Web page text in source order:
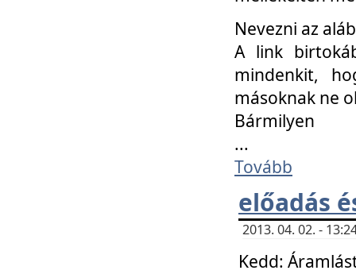
Nevezni az
A link
mindenkit,
másoknak ne
Bármilyen
...
Tovább
előadás
2013. 04. 02. -
Kedd: